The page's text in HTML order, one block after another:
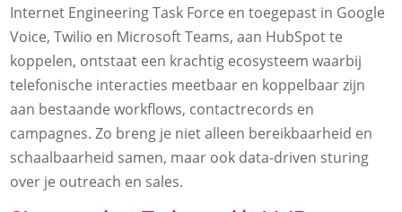
Internet Engineering Task Force en toegepast in Google
Voice, Twilio en Microsoft Teams, aan HubSpot te
koppelen, ontstaat een krachtig ecosysteem waarbij
telefonische interacties meetbaar en koppelbaar zijn
aan bestaande workflows, contactrecords en
campagnes. Zo breng je niet alleen bereikbaarheid en
schaalbaarheid samen, maar ook data-driven sturing
over je outreach en sales.